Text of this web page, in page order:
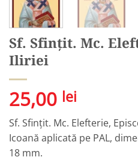
Sf. Sfințit. Mc.
Iliriei
25,00 lei
Sf. Sfințit. Mc. Elefterie,
Icoană aplicată pe PAL,
18 mm.